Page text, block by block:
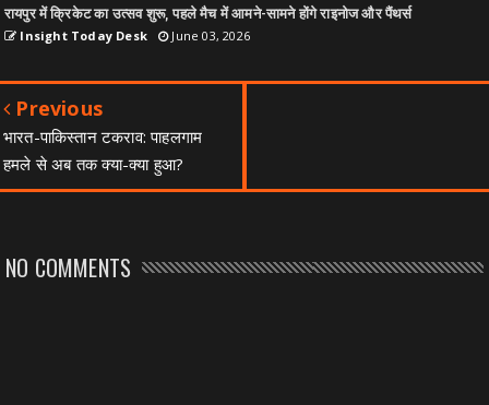
रायपुर में क्रिकेट का उत्सव शुरू, पहले मैच में आमने-सामने होंगे राइनोज और पैंथर्स
Insight Today Desk June 03, 2026
Previous
भारत-पाकिस्तान टकराव: पाहलगाम
हमले से अब तक क्या-क्या हुआ?
NO COMMENTS